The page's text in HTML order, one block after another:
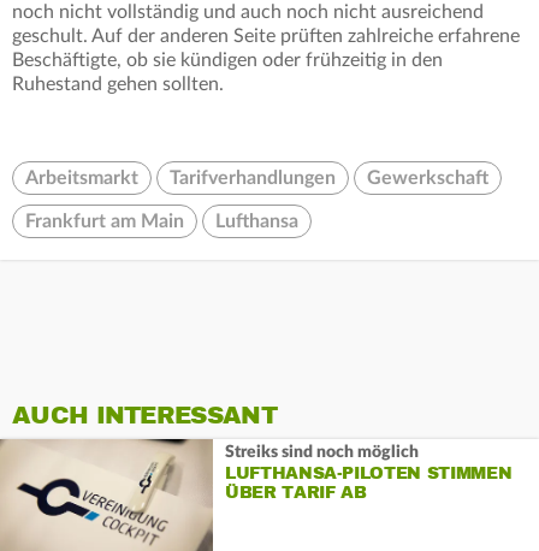
noch nicht vollständig und auch noch nicht ausreichend
geschult. Auf der anderen Seite prüften zahlreiche erfahrene
Beschäftigte, ob sie kündigen oder frühzeitig in den
Ruhestand gehen sollten.
Arbeitsmarkt Tarifverhandlungen Gewerkschaft
Frankfurt am Main Lufthansa
AUCH INTERESSANT
Streiks sind noch möglich
LUFTHANSA-PILOTEN STIMMEN
ÜBER TARIF AB